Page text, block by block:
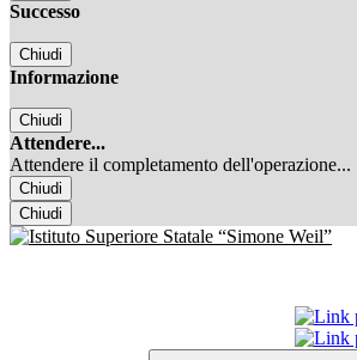
Successo
Chiudi
Informazione
Chiudi
Attendere...
Attendere il completamento dell'operazione...
Chiudi
Chiudi